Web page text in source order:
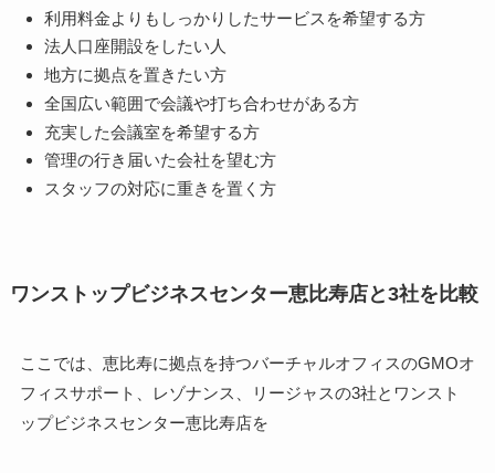
利用料金よりもしっかりしたサービスを希望する方
法人口座開設をしたい人
地方に拠点を置きたい方
全国広い範囲で会議や打ち合わせがある方
充実した会議室を希望する方
管理の行き届いた会社を望む方
スタッフの対応に重きを置く方
ワンストップビジネスセンター恵比寿店と3社を比較
ここでは、恵比寿に拠点を持つバーチャルオフィスのGMOオ
フィスサポート、レゾナンス、リージャスの3社とワンスト
ップビジネスセンター恵比寿店を